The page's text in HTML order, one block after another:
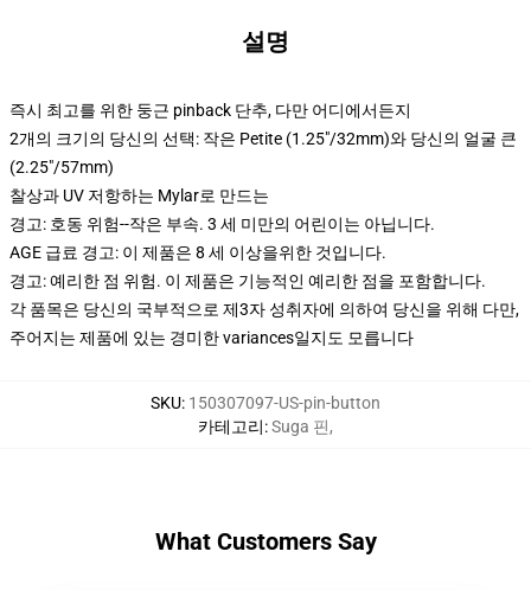
설명
즉시 최고를 위한 둥근 pinback 단추, 다만 어디에서든지
2개의 크기의 당신의 선택: 작은 Petite (1.25"/32mm)와 당신의 얼굴 큰
(2.25"/57mm)
찰상과 UV 저항하는 Mylar로 만드는
경고: 호동 위험--작은 부속. 3 세 미만의 어린이는 아닙니다.
AGE 급료 경고: 이 제품은 8 세 이상을위한 것입니다.
경고: 예리한 점 위험. 이 제품은 기능적인 예리한 점을 포함합니다.
각 품목은 당신의 국부적으로 제3자 성취자에 의하여 당신을 위해 다만,
주어지는 제품에 있는 경미한 variances일지도 모릅니다
SKU: 150307097-US-pin-button
카테고리:Suga 핀,
What Customers Say